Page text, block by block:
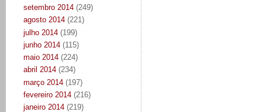
setembro 2014 (249)
agosto 2014 (221)
julho 2014 (199)
junho 2014 (115)
maio 2014 (224)
abril 2014 (234)
março 2014 (197)
fevereiro 2014 (216)
janeiro 2014 (219)